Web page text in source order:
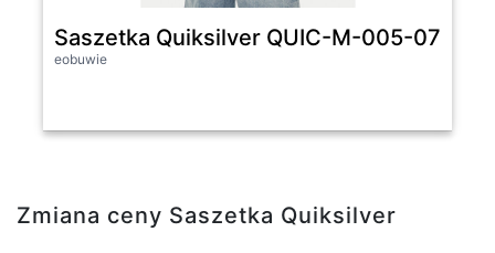
Saszetka Quiksilver QUIC-M-005-07
eobuwie
Zmiana ceny Saszetka Quiksilver